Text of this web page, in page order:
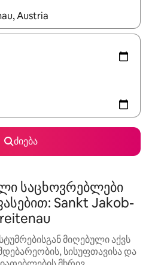
გახდება, ნავიგაციისთვის
ძიება
საცხოვრებლები
Sankt Jakob-
მიღებული აქვს
სისუფთავისა და